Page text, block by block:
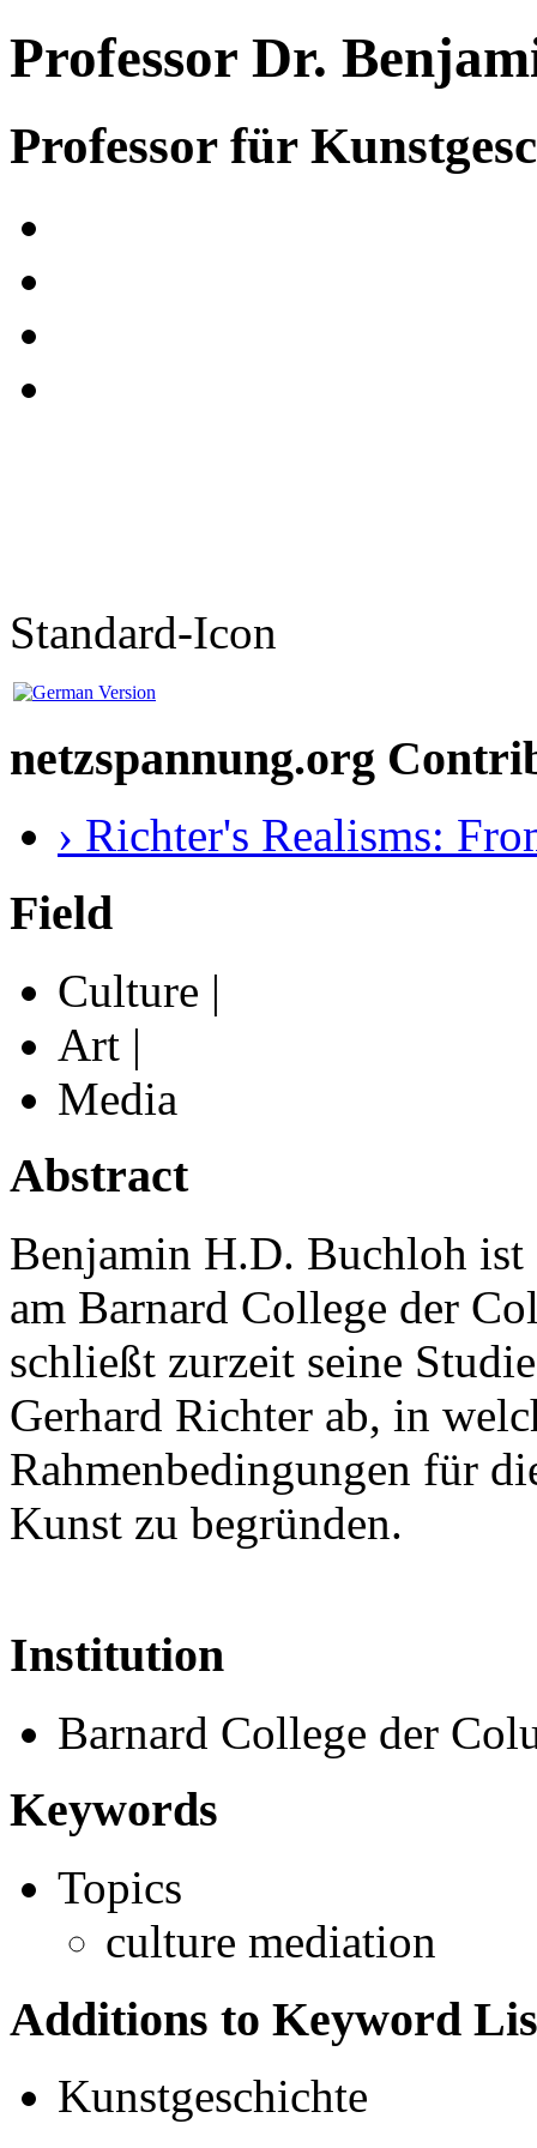
Professor Dr.
Professor für
Standard-Icon
netzspannung.org
› Richter's Realisms:
Field
Culture |
Art |
Media
Abstract
Benjamin H.D. Buchloh ist
am Barnard College der
schließt zurzeit seine
Gerhard Richter ab, in
Rahmenbedingungen für
Kunst zu begründen.
Institution
Barnard College der
Keywords
Topics
culture mediation
Additions to Keyword
Kunstgeschichte